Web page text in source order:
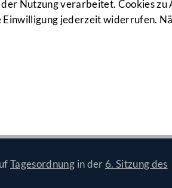
Nutzung verarbeitet. Cookies
Einwilligung jederzeit widerrufen.
für
Tagesordnung in der 6. Sitzung des